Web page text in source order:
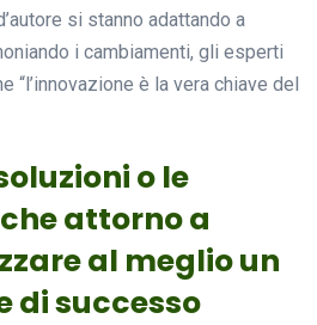
si stanno adattando a
i cambiamenti, gli esperti
“l’innovazione è la vera chiave del
o le
attorno a
al meglio un
di successo